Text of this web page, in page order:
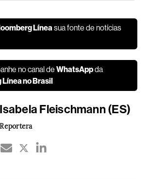
Línea sua fonte de notícias
no canal deWhatsAppda
no Brasil
Isabela Fleischmann (ES)
Reportera